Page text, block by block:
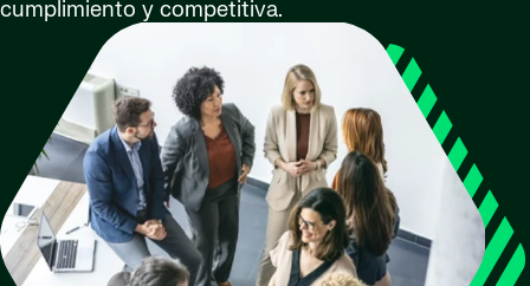
cumplimiento y competitiva.